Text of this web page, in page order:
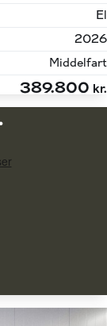
El
2026
Middelfart
389.800 kr.